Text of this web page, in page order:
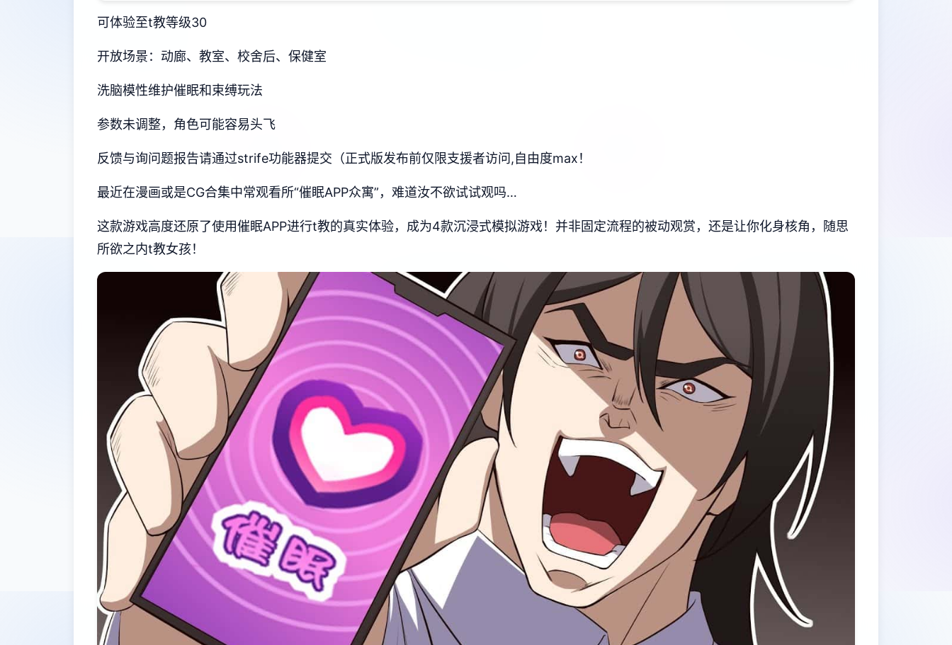
可体验至t教等级30
开放场景：动廊、教室、校舍后、保健室
洗脑模性维护催眠和束缚玩法
参数未调整，角色可能容易头飞
反馈与询问题报告请通过strife功能器提交（正式版发布前仅限支援者访问,自由度max！
最近在漫画或是CG合集中常观看所“催眠APP众寓”，难道汝不欲试试观吗…
这款游戏高度还原了使用催眠APP进行t教的真实体验，成为4款沉浸式模拟游戏！并非固定流程的被动观赏，还是让你化身核角，随思
所欲之内t教女孩！